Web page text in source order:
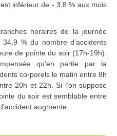
inférieur de - 3,8 % aux mois
horaires de la journée
% du nombre d’accidents
de pointe du soir (17h-19h).
qu’en partie par la
corporels le matin entre 8h
20h et 22h. Si l’on suppose
du soir est semblable entre
augmente.